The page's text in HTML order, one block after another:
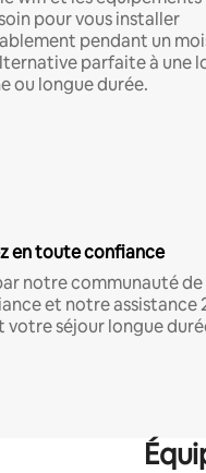
pour vous installer
pendant un
parfaite à une
ou longue durée.
en toute confiance
notre communauté
et notre assistance
votre séjour longue